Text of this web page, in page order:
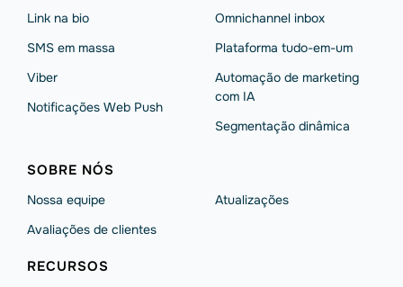
Link na bio
SMS em massa
Viber
Notificações Web Push
Omnichannel inbox
Plataforma tudo-em-um
Automação de marketing
com IA
Segmentação dinâmica
SOBRE NÓS
Nossa equipe
Avaliações de clientes
Atualizações
RECURSOS